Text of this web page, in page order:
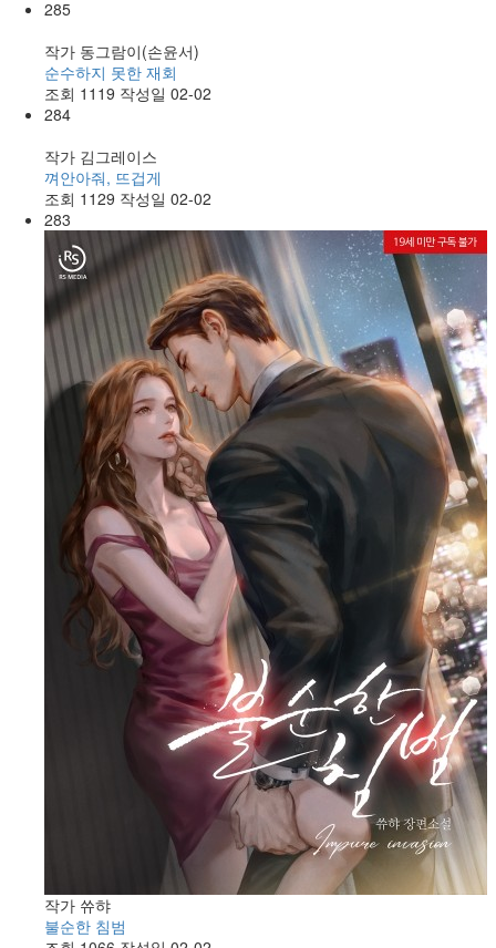
285
작가 동그람이(손윤서)
순수하지 못한 재회
조회 1119 작성일 02-02
284
작가 김그레이스
껴안아줘, 뜨겁게
조회 1129 작성일 02-02
283
작가 쓔햐
불순한 침범